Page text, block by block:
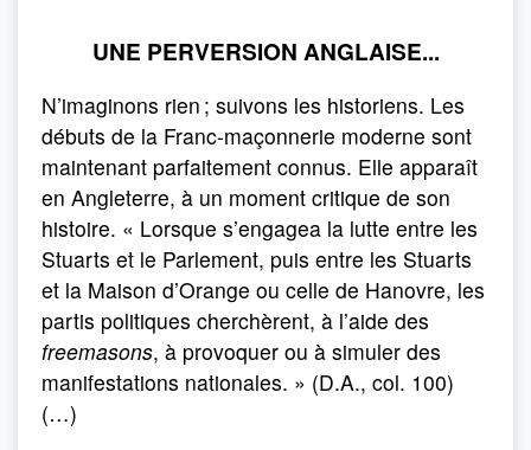
UNE PERVERSION ANGLAISE...
N’imaginons rien ; suivons les historiens. Les
débuts de la Franc-maçonnerie moderne sont
maintenant parfaitement connus. Elle apparaît
en Angleterre, à un moment critique de son
histoire. « Lorsque s’engagea la lutte entre les
Stuarts et le Parlement, puis entre les Stuarts
et la Maison d’Orange ou celle de Hanovre, les
partis politiques cherchèrent, à l’aide des
freemasons, à provoquer ou à simuler des
manifestations nationales. » (D.A., col. 100)
(…)